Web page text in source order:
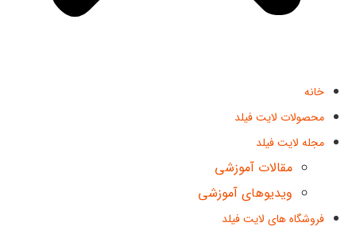
خانه
محصولات لایت فیلد
مجله لایت فیلد
مقالات آموزشی
ویدیوهای آموزشی
فروشگاه های لایت فیلد